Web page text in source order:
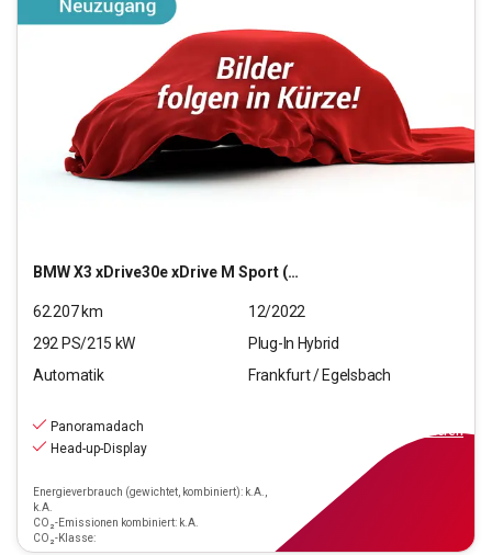
BMWX3 xDrive30e xDrive M Sport (OPF)(EURO 6d)
62.207km
12/2022
292 PS/215 kW
Plug-In Hybrid
Automatik
Frankfurt / Egelsbach
Panoramadach
Head-up-Display
Energieverbrauch (gewichtet, kombiniert): k.A.,
k.A.
CO₂-Emissionen kombiniert: k.A.
CO₂-Klasse:
finanzieren